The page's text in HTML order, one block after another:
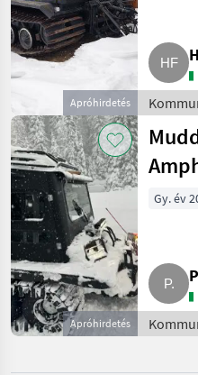
MARKETPLACE
Marketplace
Kereskedői
ajánlatok
Apróhirdetés
Apróhirdetés
Gy. év